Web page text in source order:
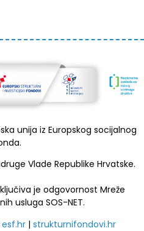
unija iz Europskog socijalnog
Vlade Republike Hrvatske.
je odgovornost Mreže
usluga SOS-NET.
esf.hr | strukturnifondovi.hr